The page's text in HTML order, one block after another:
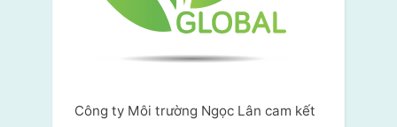
Công ty Môi trường Ngọc Lân cam kết